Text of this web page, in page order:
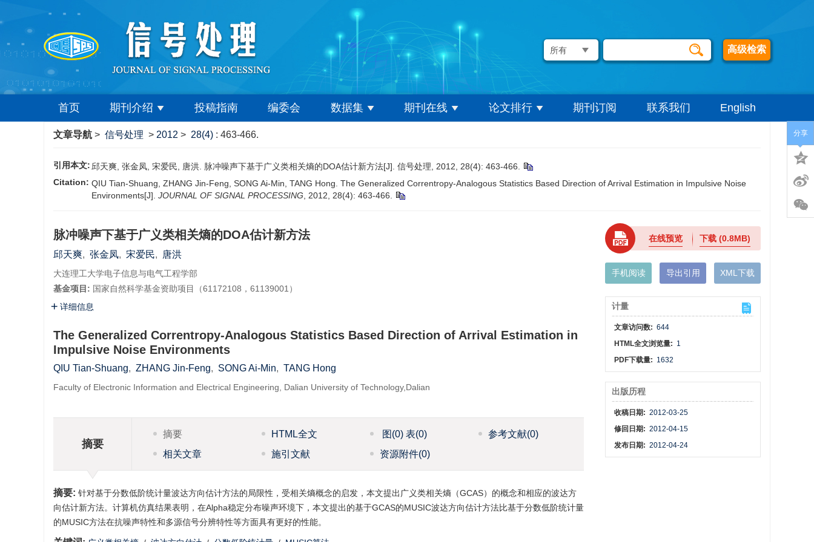
高级检索
首页 期刊介绍 投稿指南 编委会 数据集 期刊在线 论文排行 期刊订阅 联系我们 English
文章导航 > 信号处理 > 2012 > 28(4) : 463-466.
引用本文: 邱天爽, 张金凤, 宋爱民, 唐洪. 脉冲噪声下基于广义类相关熵的DOA估计新方法[J]. 信号处理, 2012, 28(4): 463-466.
Citation: QIU Tian-Shuang, ZHANG Jin-Feng, SONG Ai-Min, TANG Hong. The Generalized Correntropy-Analogous Statistics Based Direction of Arrival Estimation in Impulsive Noise
Environments[J]. JOURNAL OF SIGNAL PROCESSING , 2012, 28(4): 463-466.
脉冲噪声下基于广义类相关熵的DOA估计新方法
邱天爽, 张金凤, 宋爱民, 唐洪
大连理工大学电子信息与电气工程学部
基金项目: 国家自然科学基金资助项目（61172108，61139001）
详细信息
The Generalized Correntropy-Analogous Statistics Based Direction of Arrival Estimation in
Impulsive Noise Environments
QIU Tian-Shuang, ZHANG Jin-Feng, SONG Ai-Min, TANG Hong
Faculty of Electronic Information and Electrical Engineering, Dalian University of Technology,Dalian
摘要
摘要 HTML全文 图 (0) 表(0) 参考文献(0)
相关文章
施引文献 资源附件(0)
摘要: 针对基于分数低阶统计量波达方向估计方法的局限性，受相关熵概念的启发，本文提出广义类相关熵（GCAS）的概念和相应的波达方
向估计新方法。计算机仿真结果表明，在Alpha稳定分布噪声环境下，本文提出的基于GCAS的MUSIC波达方向估计方法比基于分数低阶统计量
的MUSIC方法在抗噪声特性和多源信号分辨特性等方面具有更好的性能。
在线预览 下载(0.8MB)
手机阅读 导出引用 XML下载
计量
文章访问数: 644
HTML全文浏览量: 1
PDF下载量: 1632
出版历程
收稿日期: 2012-03-25
修回日期: 2012-04-15
发布日期: 2012-04-24
分享